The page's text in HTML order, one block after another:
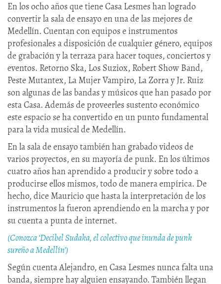
En los ocho años que tiene Casa Lesmes han logrado
convertir la sala de ensayo en una de las mejores de
Medellín. Cuentan con equipos e instrumentos
profesionales a disposición de cualquier género, equipos
de grabación y la terraza para hacer toques, conciertos y
eventos. Retorno Ska, Los Suziox, Robert Show Band,
Peste Mutantex, La Mujer Vampiro, La Zorra y Jr. Ruiz
son algunas de las bandas y músicos que han pasado por
esta Casa. Además de proveerles sustento económico
este espacio se ha convertido en un punto fundamental
para la vida musical de Medellín.
En la sala de ensayo también han grabado videos de
varios proyectos, en su mayoría de punk. En los últimos
cuatro años han aprendido a producir y sobre todo a
producirse ellos mismos, todo de manera empírica. De
hecho, dice Mauricio que hasta la interpretación de los
instrumentos la fueron aprendiendo en la marcha y por
su cuenta a punta de internet.
(Conozca ‘Decibel Sudaka, el colectivo que inunda de punk
sureño a Medellín’)
Según cuenta Alejandro, en Casa Lesmes nunca falta una
banda, siempre hay alguien ensayando. También llegan